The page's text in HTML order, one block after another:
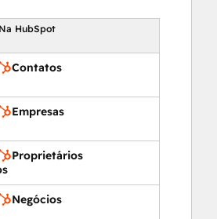
Na HubSpot
Contatos
Empresas
Proprietários
Negócios